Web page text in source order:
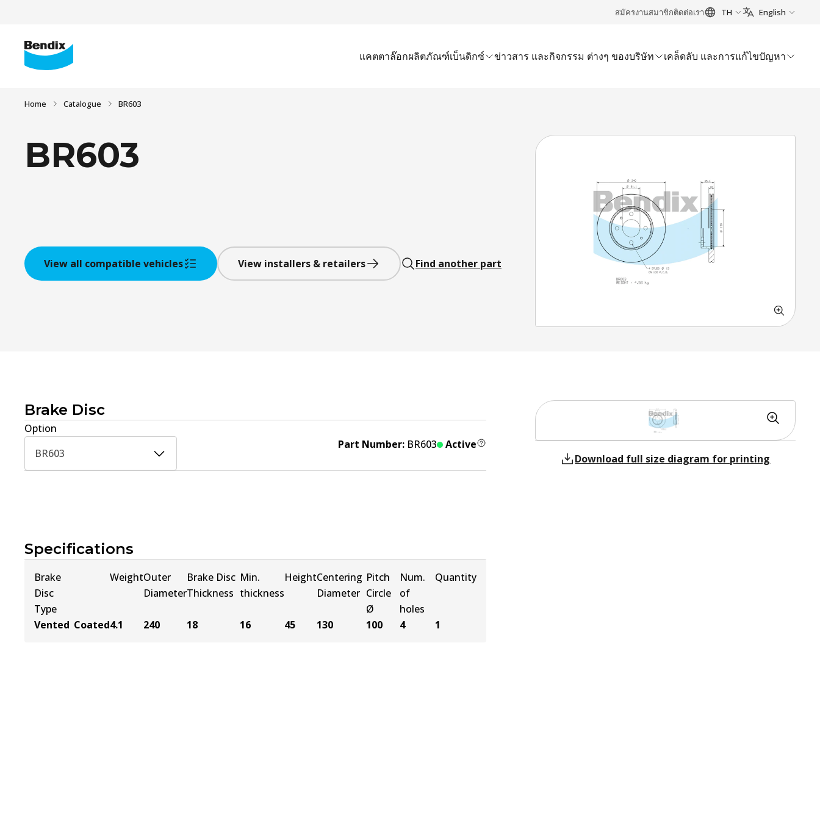
สมัครงานสมาชิกติดต่อเรา TH English
แคตตาล๊อกผลิตภัณฑ์เบ็นดิกซ์ ข่าวสาร และกิจกรรม ต่างๆ ของบริษัท เคล็ดลับ และการแก้ไขปัญหา
Home Catalogue BR603
BR603
View all compatible vehicles View installers & retailers Find another part
Brake Disc
Option
BR603
Part Number: BR603 Active
Specifications
Brake
Disc
Type
Vented Coated
Weight
4.1
Outer
Diameter
240
Brake Disc
Thickness
18
Min.
thickness
16
Height
45
Centering
Diameter
130
Pitch
Circle
Ø
100
Num.
of
holes
4
Quantity
1
Download full size diagram for printing